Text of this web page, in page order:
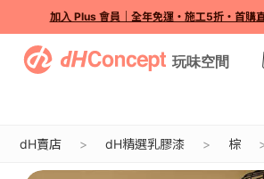
加入 Plus 會員｜全年免運・施工5折・首購
dH賣店 dH精選乳膠漆 棕